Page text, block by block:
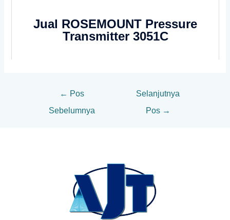
Jual ROSEMOUNT Pressure
Transmitter 3051C
← Pos
Sebelumnya
Selanjutnya
Pos →